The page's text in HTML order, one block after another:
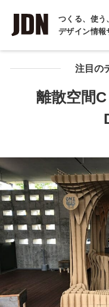
つくる、使う
デザイン情報
INTERVIEW
インタビュー
REPORT注目の
離散空間